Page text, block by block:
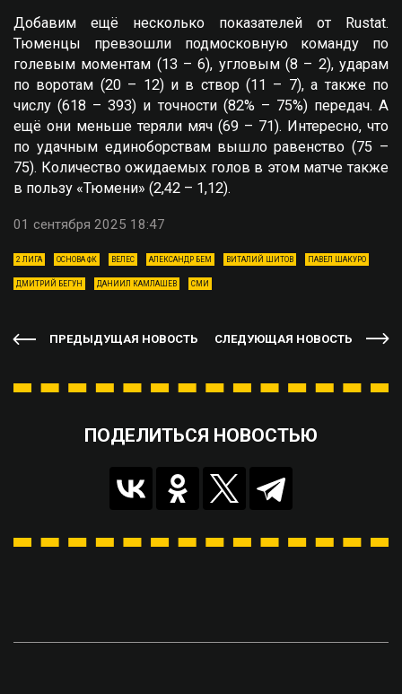
Добавим ещё несколько показателей от Rustat.
Тюменцы превзошли подмосковную команду по
голевым моментам (13 – 6), угловым (8 – 2), ударам
по воротам (20 – 12) и в створ (11 – 7), а также по
числу (618 – 393) и точности (82% – 75%) передач. А
ещё они меньше теряли мяч (69 – 71). Интересно, что
по удачным единоборствам вышло равенство (75 –
75). Количество ожидаемых голов в этом матче также
в пользу «Тюмени» (2,42 – 1,12).
01 сентября 2025 18:47
2 ЛИГА ОСНОВА ФК ВЕЛЕС АЛЕКСАНДР БЕМ ВИТАЛИЙ ШИТОВ ПАВЕЛ ШАКУРО
ДМИТРИЙ БЕГУН ДАНИИЛ КАМЛАШЕВ СМИ
ПРЕДЫДУЩАЯ НОВОСТЬ СЛЕДУЮЩАЯ НОВОСТЬ
ПОДЕЛИТЬСЯ НОВОСТЬЮ